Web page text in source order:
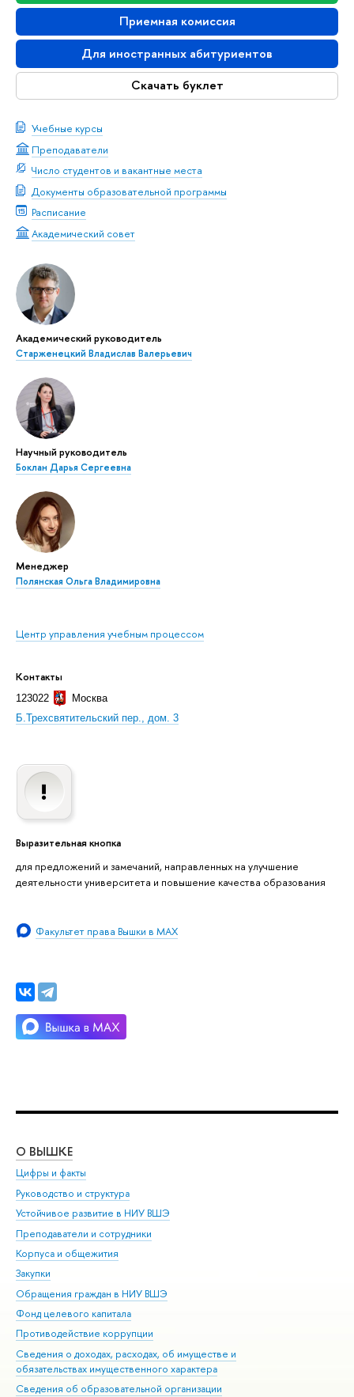
Приемная комиссия
Для иностранных абитуриентов
Скачать буклет
Учебные курсы
Преподаватели
Число студентов и вакантные места
Документы образовательной программы
Расписание
Академический совет
Академический руководитель
Старженецкий Владислав Валерьевич
Научный руководитель
Боклан Дарья Сергеевна
Менеджер
Полянская Ольга Владимировна
Центр управления учебным процессом
Контакты
123022
Москва
Б.Трехсвятительский пер., дом. 3
Выразительная кнопка
для предложений и замечаний, направленных на улучшение
деятельности университета и повышение качества образования
Факультет права Вышки в MAX
О ВЫШКЕ
Цифры и факты
Руководство и структура
Устойчивое развитие в НИУ ВШЭ
Преподаватели и сотрудники
Корпуса и общежития
Закупки
Обращения граждан в НИУ ВШЭ
Фонд целевого капитала
Противодействие коррупции
Сведения о доходах, расходах, об имуществе и
обязательствах имущественного характера
Сведения об образовательной организации